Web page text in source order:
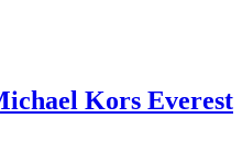
Kors Everest